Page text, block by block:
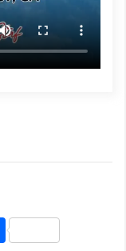
Share